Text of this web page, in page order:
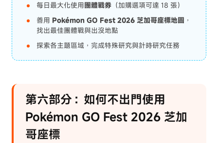
每日最大化使用團體戰券 （加購選項可達 18 張）
善用 Pokémon GO Fest 2026 芝加哥座標地圖 ，
找出最佳團體戰與出沒地點
探索各主題區域，完成特殊研究與計時研究任務
第六部分：如何不出門使用
Pokémon GO Fest 2026 芝加
哥座標